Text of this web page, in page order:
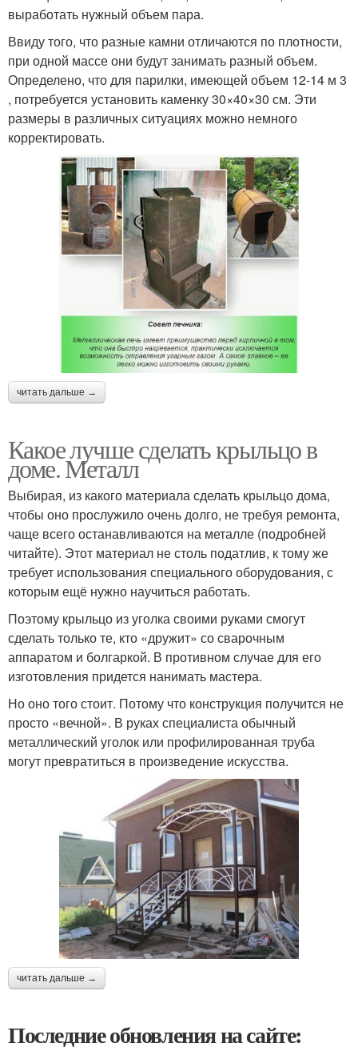
выработать нужный объем пара.
Ввиду того, что разные камни отличаются по плотности,
при одной массе они будут занимать разный объем.
Определено, что для парилки, имеющей объем 12-14 м 3
, потребуется установить каменку 30×40×30 см. Эти
размеры в различных ситуациях можно немного
корректировать.
читать дальше →
Какое лучше сделать крыльцо в
доме. Металл
Выбирая, из какого материала сделать крыльцо дома,
чтобы оно прослужило очень долго, не требуя ремонта,
чаще всего останавливаются на металле (подробней
читайте). Этот материал не столь податлив, к тому же
требует использования специального оборудования, с
которым ещё нужно научиться работать.
Поэтому крыльцо из уголка своими руками смогут
сделать только те, кто «дружит» со сварочным
аппаратом и болгаркой. В противном случае для его
изготовления придется нанимать мастера.
Но оно того стоит. Потому что конструкция получится не
просто «вечной». В руках специалиста обычный
металлический уголок или профилированная труба
могут превратиться в произведение искусства.
читать дальше →
Последние обновления на сайте: